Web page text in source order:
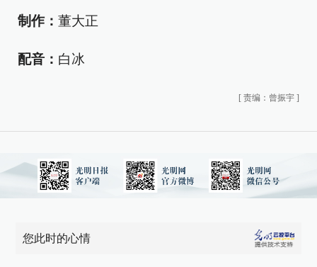
制作： 董大正
配音： 白冰
[ 责编：曾振宇 ]
您此时的心情